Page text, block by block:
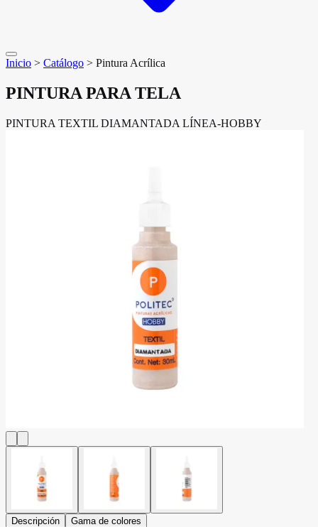
Inicio > Catálogo > Pintura Acrílica
PINTURA PARA TELA
PINTURA TEXTIL DIAMANTADA LÍNEA-HOBBY
Descripción Gama de colores